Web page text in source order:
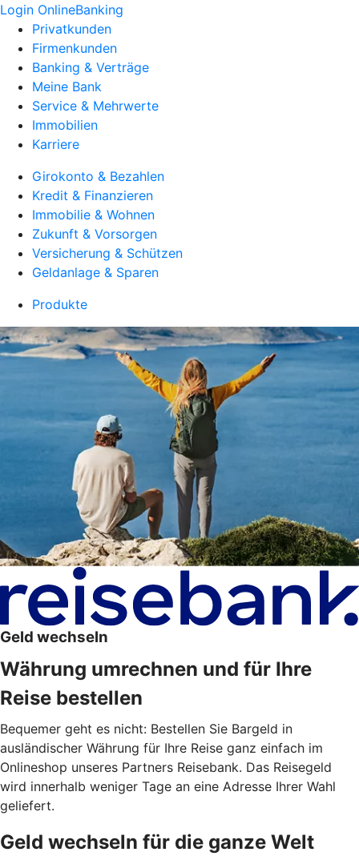
Login OnlineBanking
Privatkunden
Firmenkunden
Banking & Verträge
Meine Bank
Service & Mehrwerte
Immobilien
Karriere
Girokonto & Bezahlen
Kredit & Finanzieren
Immobilie & Wohnen
Zukunft & Vorsorgen
Versicherung & Schützen
Geldanlage & Sparen
Produkte
Geld wechseln
Währung umrechnen und für Ihre
Reise bestellen
Bequemer geht es nicht: Bestellen Sie Bargeld in
ausländischer Währung für Ihre Reise ganz einfach im
Onlineshop unseres Partners Reisebank. Das Reisegeld
wird innerhalb weniger Tage an eine Adresse Ihrer Wahl
geliefert.
Geld wechseln für die ganze Welt